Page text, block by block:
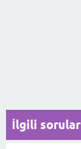
İlgili sorular